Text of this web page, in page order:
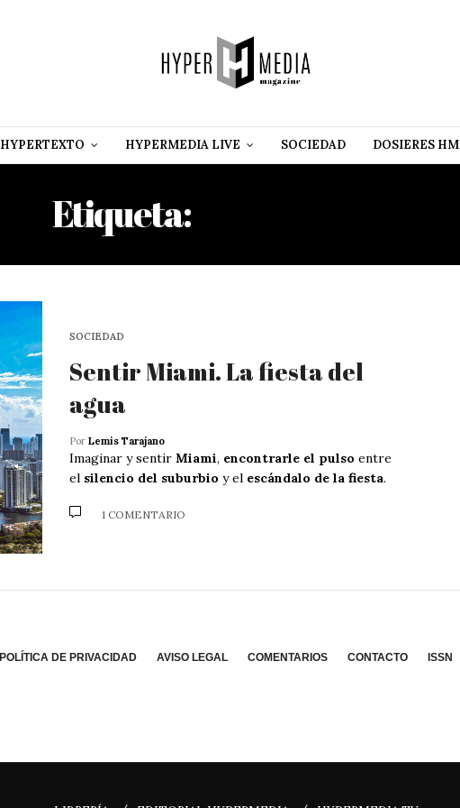
HYPERTEXTO HYPERMEDIA LIVE SOCIEDAD DOSIERES HM
Etiqueta:
SOCIEDAD
Sentir Miami. La fiesta del
agua
Por Lemis Tarajano
Imaginar y sentir Miami, encontrarle el pulso entre
el silencio del suburbio y el escándalo de la fiesta.
1 COMENTARIO
POLÍTICA DE PRIVACIDAD AVISO LEGAL COMENTARIOS CONTACTO ISSN